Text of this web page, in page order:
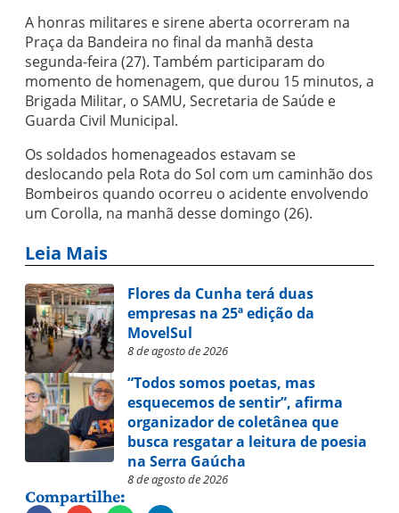
A honras militares e sirene aberta ocorreram na
Praça da Bandeira no final da manhã desta
segunda-feira (27). Também participaram do
momento de homenagem, que durou 15 minutos, a
Brigada Militar, o SAMU, Secretaria de Saúde e
Guarda Civil Municipal.
Os soldados homenageados estavam se
deslocando pela Rota do Sol com um caminhão dos
Bombeiros quando ocorreu o acidente envolvendo
um Corolla, na manhã desse domingo (26).
Leia Mais
Flores da Cunha terá duas
empresas na 25ª edição da
MovelSul
8 de agosto de 2026
“Todos somos poetas, mas
esquecemos de sentir”, afirma
organizador de coletânea que
busca resgatar a leitura de poesia
na Serra Gaúcha
8 de agosto de 2026
Compartilhe: